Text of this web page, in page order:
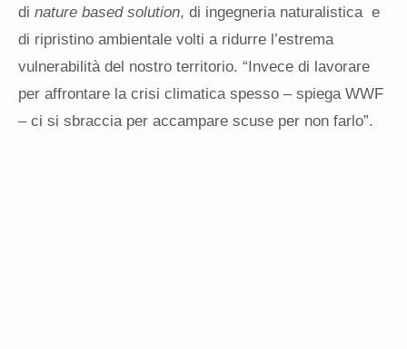
di nature based solution, di ingegneria naturalistica e
di ripristino ambientale volti a ridurre l’estrema
vulnerabilità del nostro territorio. “Invece di lavorare
per affrontare la crisi climatica spesso – spiega WWF
– ci si sbraccia per accampare scuse per non farlo”.